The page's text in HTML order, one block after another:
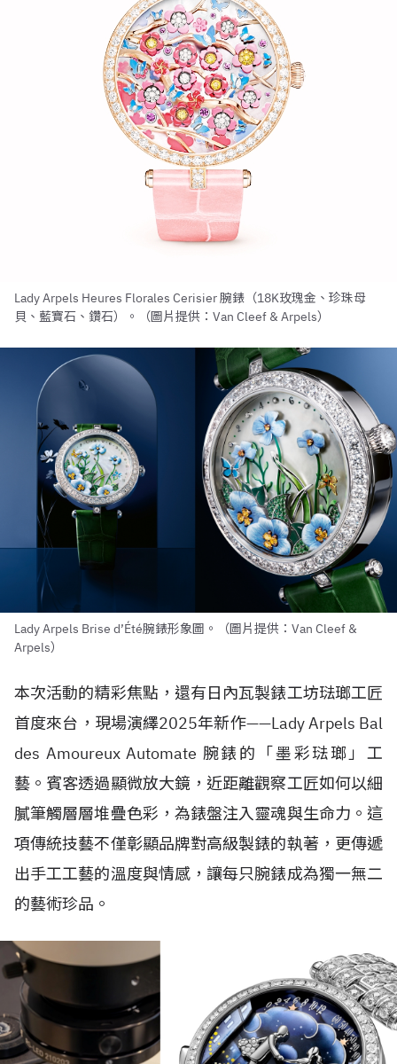
Lady Arpels Heures Florales Cerisier 腕錶（18K玫瑰金、珍珠母
貝、藍寶石、鑽石）。（圖片提供：Van Cleef & Arpels）
Lady Arpels Brise d’Été腕錶形象圖。（圖片提供：Van Cleef &
Arpels）
本次活動的精彩焦點，還有日內瓦製錶工坊琺瑯工匠
首度來台，現場演繹2025年新作——Lady Arpels Bal
des Amoureux Automate 腕錶的「墨彩琺瑯」工
藝。賓客透過顯微放大鏡，近距離觀察工匠如何以細
膩筆觸層層堆疊色彩，為錶盤注入靈魂與生命力。這
項傳統技藝不僅彰顯品牌對高級製錶的執著，更傳遞
出手工工藝的溫度與情感，讓每只腕錶成為獨一無二
的藝術珍品。